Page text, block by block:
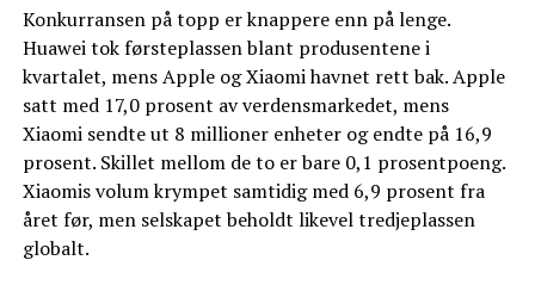
Konkurransen på topp er knappere enn på lenge.
Huawei tok førsteplassen blant produsentene i
kvartalet, mens Apple og Xiaomi havnet rett bak. Apple
satt med 17,0 prosent av verdensmarkedet, mens
Xiaomi sendte ut 8 millioner enheter og endte på 16,9
prosent. Skillet mellom de to er bare 0,1 prosentpoeng.
Xiaomis volum krympet samtidig med 6,9 prosent fra
året før, men selskapet beholdt likevel tredjeplassen
globalt.